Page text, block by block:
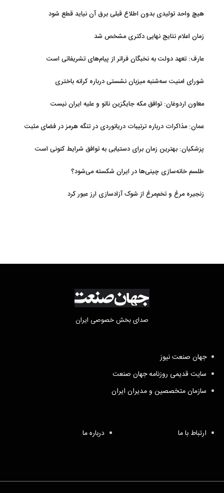
هیچ واحد تولیدی بدون اطلاع قبلی برق آن نیاید قطع شود
زمان اعلام نتایج نهایی دکتری مشخص شد
عارف: تعهد دولت به نخبگان فراتر از پیام‎‌های تشریفاتی است
شورای امنیت سه‌شنبه میزبان نشستی درباره کرانه باختری
معاون اردوغان: توافق مکه جایگزین ناتو و علیه ایران نیست
عمان: مذاکرات درباره ترتیبات دریانوردی در تنگه هرمز در فضای مثبت
پزشکیان‌: بهترین زمان برای دستیابی به توافق شرایط کنونی است
طلسم خانه‌سازی چینی‌ها در ایران شکسته می‌شود؟
زنجیره مرغ و تخم‌مرغ از شوک آزادسازی ارز عبور کرد
صدای بخش خصوصی ایران
جهان صنعت نیوز
سایت قدیمی روزنامه جهان صنعت
سازمان متخصصین و مدیران ایران
ارتباط با ما درباره ما